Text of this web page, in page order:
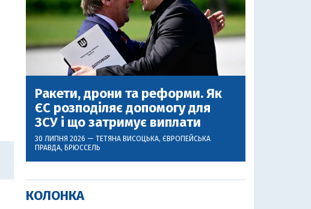
Ракети, дрони та реформи. Як
ЄС розподіляє допомогу для
ЗСУ і що затримує виплати
30 ЛИПНЯ 2026 — ТЕТЯНА ВИСОЦЬКА, ЄВРОПЕЙСЬКА
ПРАВДА, БРЮССЕЛЬ
КОЛОНКА